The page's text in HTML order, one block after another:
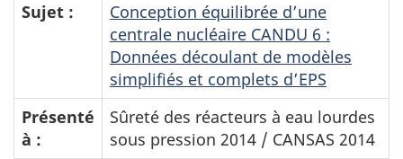
Sujet :
Conception équilibrée d’une
centrale nucléaire CANDU 6 :
Données découlant de modèles
simplifiés et complets d’EPS
Présenté
à :
Sûreté des réacteurs à eau lourdes
sous pression 2014 / CANSAS 2014